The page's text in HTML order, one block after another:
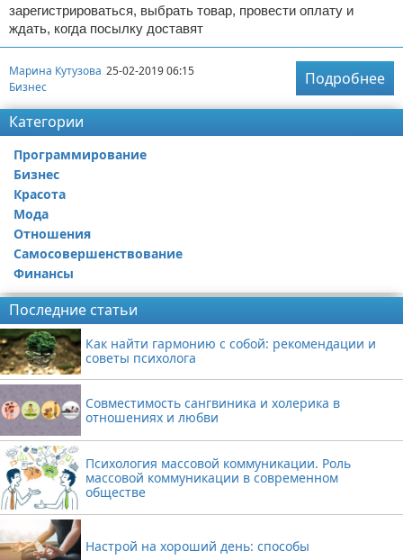
зарегистрироваться, выбрать товар, провести оплату и
ждать, когда посылку доставят
Марина Кутузова 25-02-2019 06:15
Бизнес
Подробнее
Категории
Программирование
Бизнес
Красота
Мода
Отношения
Самосовершенствование
Финансы
Последние статьи
Как найти гармонию с собой: рекомендации и
советы психолога
Совместимость сангвиника и холерика в
отношениях и любви
Психология массовой коммуникации. Роль
массовой коммуникации в современном
обществе
Настрой на хороший день: способы